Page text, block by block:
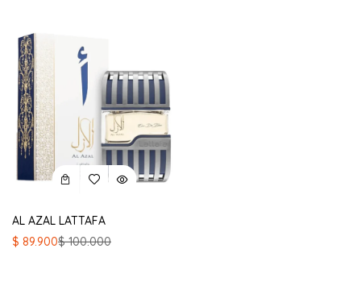
AL AZAL LATTAFA
$100.000
El
$ 89.900
El